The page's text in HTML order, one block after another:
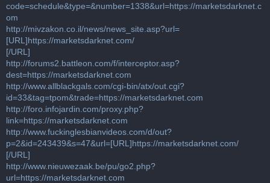
code=schedule&type=&number=1338&url=https://marketsdarknet.c
om
http://mivzakon.co.il/news/news_site.asp?url=
[URL]https://marketsdarknet.com/
[/URL]
http://forums2.battleon.com/f/interceptor.asp?
dest=https://marketsdarknet.com
http://www.allblackgals.com/cgi-bin/atx/out.cgi?
id=33&tag=tpom&trade=https://marketsdarknet.com
http://foro.infojardin.com/proxy.php?
link=https://marketsdarknet.com
http://www.fuckinglesbianvideos.com/d/out?
p=2&id=243439&s=47&url=[URL]https://marketsdarknet.com/
[/URL]
http://www.nieuwezaak.be/pu/go2.php?
url=https://marketsdarknet.com